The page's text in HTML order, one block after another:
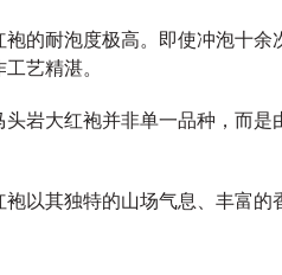
袍的耐泡度极高。即使冲泡十
艺精湛。
岩大红袍并非单一品种，而
袍以其独特的山场气息、丰富